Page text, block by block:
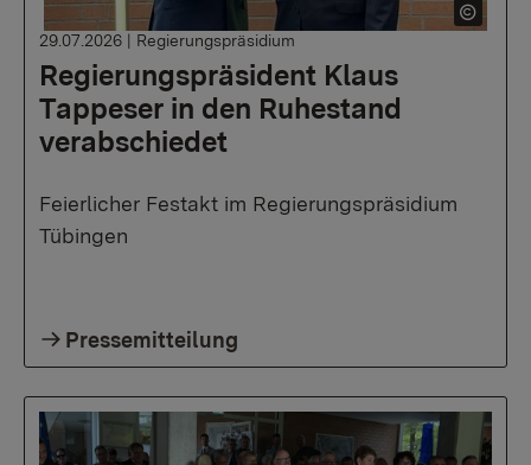
Regierungspräsident Klaus
Tappeser in den Ruhestand
verabschiedet
29.07.2026 | Regierungspräsidium
Feierlicher Festakt im Regierungspräsidium
Tübingen
Pressemitteilung